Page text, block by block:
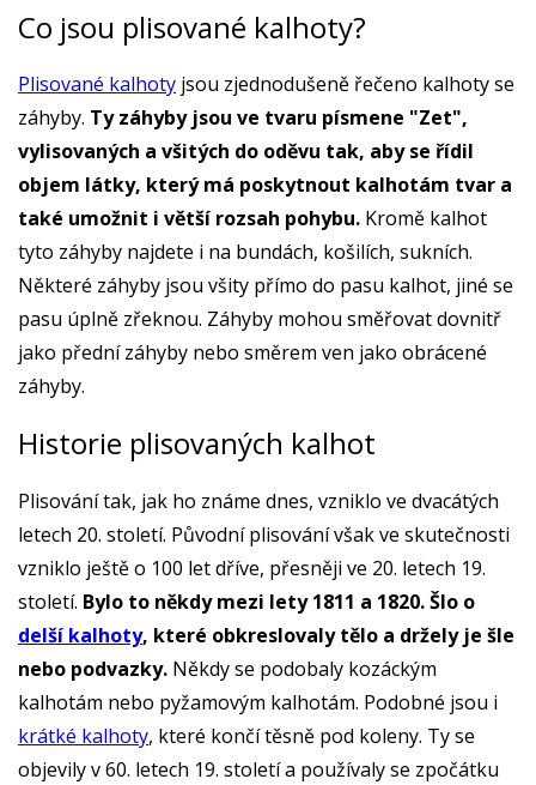
Co jsou plisované kalhoty?
Plisované kalhoty jsou zjednodušeně řečeno kalhoty se
záhyby. Ty záhyby jsou ve tvaru písmene "Zet",
vylisovaných a všitých do oděvu tak, aby se řídil
objem látky, který má poskytnout kalhotám tvar a
také umožnit i větší rozsah pohybu. Kromě kalhot
tyto záhyby najdete i na bundách, košilích, sukních.
Některé záhyby jsou všity přímo do pasu kalhot, jiné se
pasu úplně zřeknou. Záhyby mohou směřovat dovnitř
jako přední záhyby nebo směrem ven jako obrácené
záhyby.
Historie plisovaných kalhot
Plisování tak, jak ho známe dnes, vzniklo ve dvacátých
letech 20. století. Původní plisování však ve skutečnosti
vzniklo ještě o 100 let dříve, přesněji ve 20. letech 19.
století. Bylo to někdy mezi lety 1811 a 1820. Šlo o
delší kalhoty, které obkreslovaly tělo a držely je šle
nebo podvazky. Někdy se podobaly kozáckým
kalhotám nebo pyžamovým kalhotám. Podobné jsou i
krátké kalhoty, které končí těsně pod koleny. Ty se
objevily v 60. letech 19. století a používaly se zpočátku